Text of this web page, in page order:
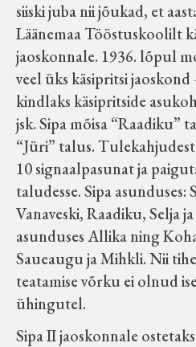
siiski juba nii jõukad, et
Läänemaa Tööstuskoolilt
jaoskonnale. 1936. lõpul
veel üks käsipritsi jaoskond
kindlaks käsipritside
jsk. Sipa mõisa “Raadiku”
“Jüri” talus.
10 signaalpasunat ja
taludesse. Sipa asunduses:
Vanaveski, Raadiku, Selja
asunduses Allika ning
Saueaugu ja Mihkli. Nii
teatamise võrku ei olnud
ühingutel.
Sipa II jaoskonnale